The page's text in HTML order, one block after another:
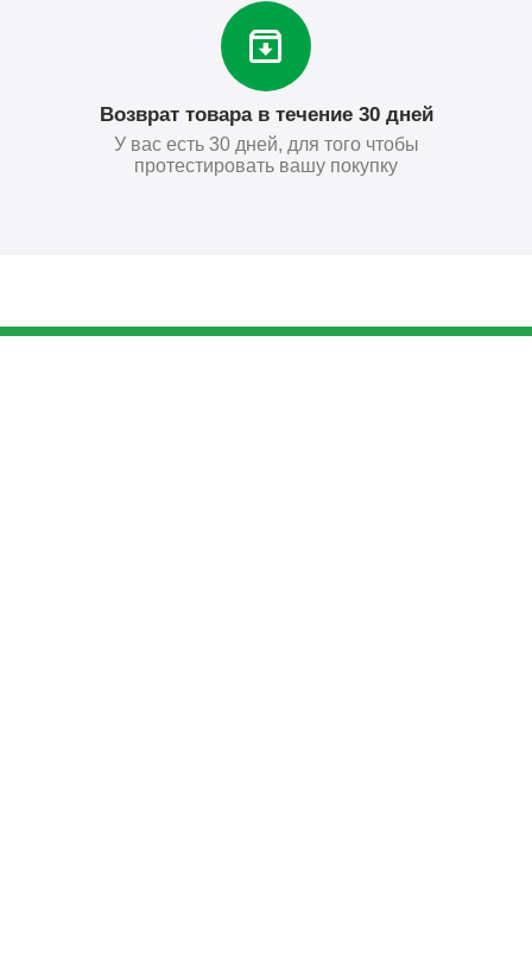
Возврат товара в течение 30 дней
У вас есть 30 дней, для того чтобы
протестировать вашу покупку